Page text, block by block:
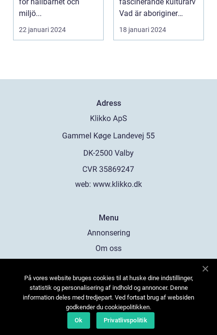
miljö...
22 januari 2024
Vad är aboriginer
konst och ...
18 januari 2024
Adress
web: www.klikko.dk
Menu
Annonsering
Om oss
Kontakta oss
Sitemap
På vores website bruges cookies til at huske dine indstillinger,
statistik og personalisering af indhold og annoncer. Denne
information deles med tredjepart. Ved fortsat brug af websiden
godkender du cookiepolitikken.
Ok
Privatlivspolitik